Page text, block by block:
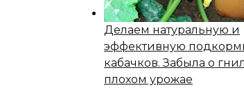
Делаем натуральную и
эффективную
кабачков. Забыла о
плохом урожае